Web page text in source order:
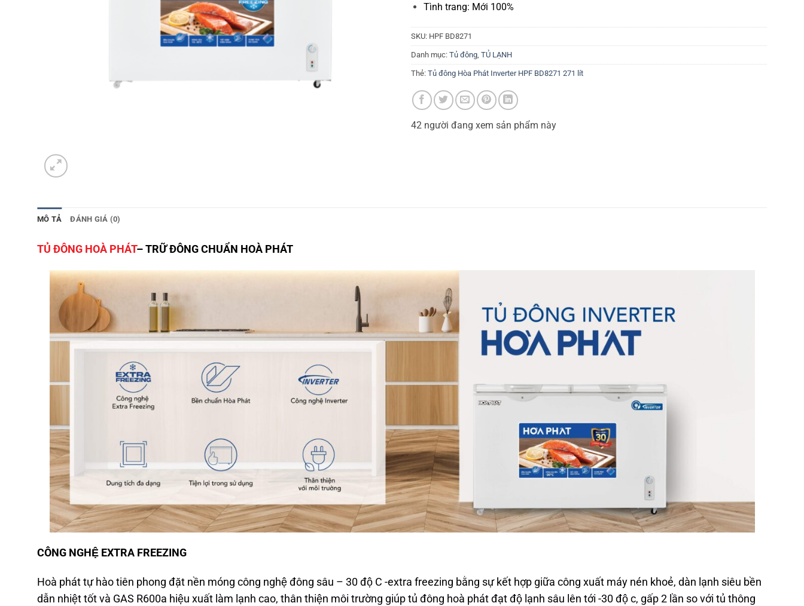
Tình trang: Mới 100%
SKU: HPF BD8271
Danh mục: Tủ đông TỦ LẠNH
Thẻ: Tủ đông Hòa Phát Inverter HPF BD8271 271 lít
42 người đang xem sản phẩm này
MÔ TẢ ĐÁNH GIÁ (0)
TỦ ĐÔNG HOÀ PHÁT– TRỮ ĐÔNG CHUẨN HOÀ PHÁT
CÔNG NGHỆ EXTRA FREEZING
Hoà phát tự hào tiên phong đặt nền móng công nghệ đông sâu – 30 độ C -extra freezing bằng sự kết hợp giữa công xuất máy nén khoẻ, dàn lạnh siêu bền
dẫn nhiệt tốt và GAS R600a hiệu xuất làm lạnh cao, thân thiện môi trường giúp tủ đông hoà phát đạt độ lạnh sâu lên tới -30 độ c, gấp 2 lần so với tủ thông